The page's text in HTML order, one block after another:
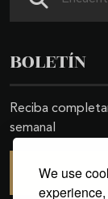
We use
BOLETÍN
Reciba
semanal